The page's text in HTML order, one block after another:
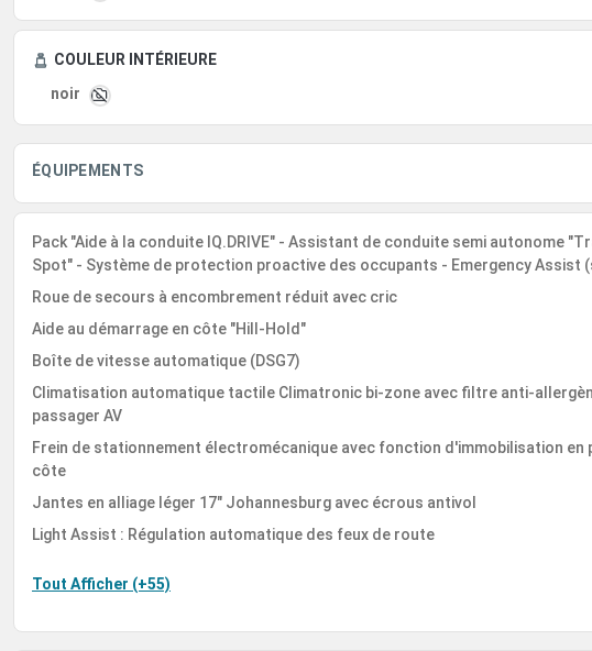
COULEUR INTÉRIEURE
noir
ÉQUIPEMENTS
Pack "Aide à la conduite IQ.DRIVE" - Assistant de conduite semi autonome
Spot" - Système de protection proactive des occupants - Emergency Assist
Roue de secours à encombrement réduit avec cric
Aide au démarrage en côte "Hill-Hold"
Boîte de vitesse automatique (DSG7)
Climatisation automatique tactile Climatronic bi-zone avec filtre anti-
passager AV
Frein de stationnement électromécanique avec fonction d'immobilisation
côte
Jantes en alliage léger 17" Johannesburg avec écrous antivol
Light Assist : Régulation automatique des feux de route
Tout Afficher (+55)